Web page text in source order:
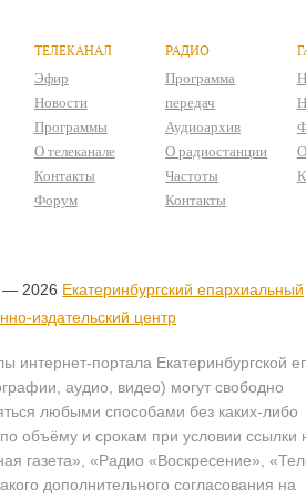
ТЕЛЕКАНАЛ
Эфир
Новости
Программы
О телеканале
Контакты
Форум
РАДИО
Программа
передач
Аудиоархив
О радиостанции
Частоты
Контакты
— 2026 Екатеринбургский епархиальный
издательский центр
интернет-портала Екатеринбургской
аудио, видео) могут свободно
любыми способами без каких-либо
объёму и срокам при условии ссылки
газета», «Радио «Воскресение»,
дополнительного согласования на